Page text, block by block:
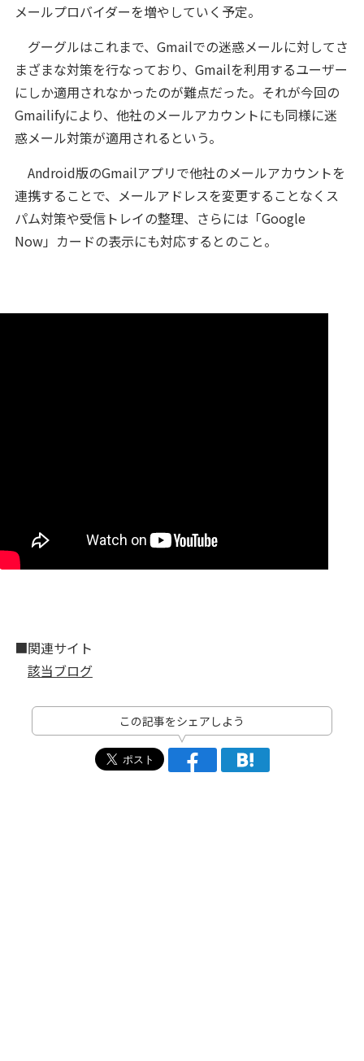
メールプロバイダーを増やしていく予定。
グーグルはこれまで、Gmailでの迷惑メールに対してさ
まざまな対策を行なっており、Gmailを利用するユーザー
にしか適用されなかったのが難点だった。それが今回の
Gmailifyにより、他社のメールアカウントにも同様に迷
惑メール対策が適用されるという。
Android版のGmailアプリで他社のメールアカウントを
連携することで、メールアドレスを変更することなくス
パム対策や受信トレイの整理、さらには「Google
Now」カードの表示にも対応するとのこと。
■関連サイト
該当ブログ
この記事をシェアしよう